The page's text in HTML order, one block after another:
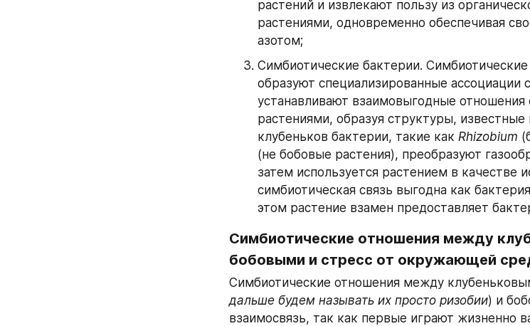
растений и извлекают пользу из
растениями, одновременно обеспечивая
азотом;
Симбиотические бактерии.
образуют специализированные ассоциации
устанавливают взаимовыгодные
растениями, образуя структуры, известные
клубеньков бактерии, такие как Rhizobium
(не бобовые растения), преобразуют
затем используется растением в качестве
симбиотическая связь выгодна как
этом растение взамен предоставляет
Симбиотические отношения между
бобовыми и стресс от окружающей
Симбиотические отношения между
дальше будем называть их просто ризобии) и
взаимосвязь, так как первые играют жизненно